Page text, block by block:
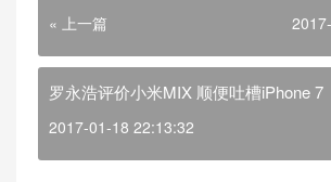
« 上一篇
罗永浩评价小米MIX 顺便吐槽iPhone 7
2017-01-18 22:13:32